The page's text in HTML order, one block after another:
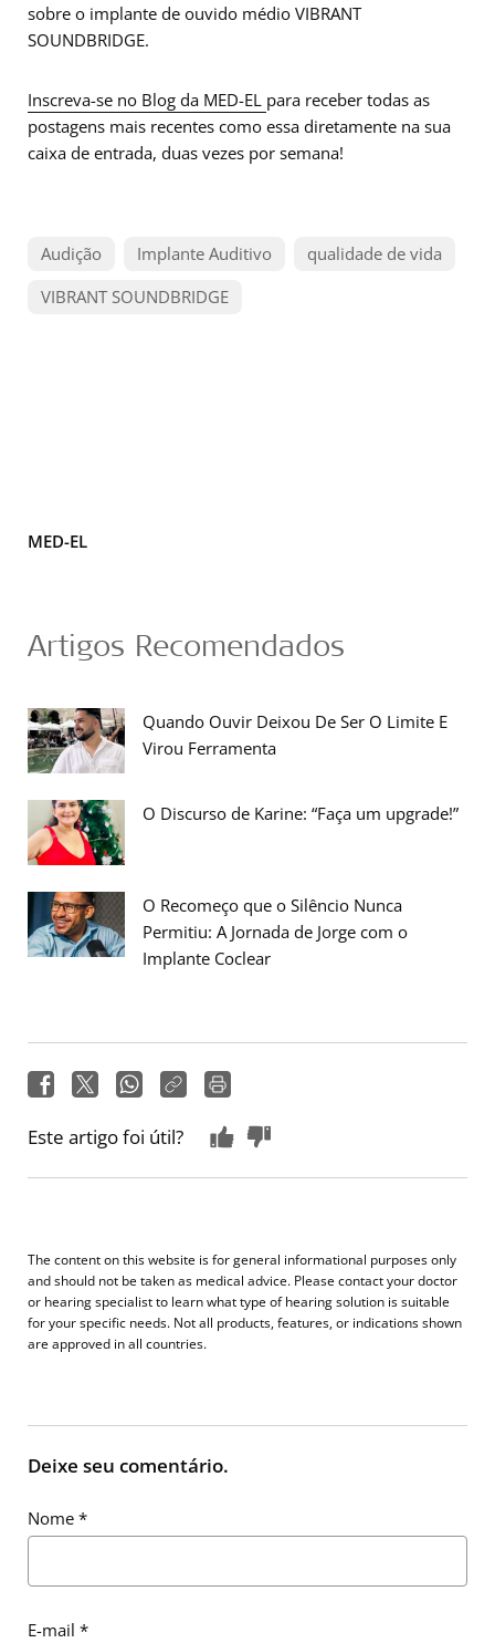
sobre o implante de ouvido médio VIBRANT
SOUNDBRIDGE.
Inscreva-se no Blog da MED-EL para receber todas as
postagens mais recentes como essa diretamente na sua
caixa de entrada, duas vezes por semana!
Audição Implante Auditivo
qualidade de vida
VIBRANT SOUNDBRIDGE
MED-EL
Artigos Recomendados
Quando Ouvir Deixou De Ser O Limite E
Virou Ferramenta
O Discurso de Karine: “Faça um upgrade!”
O Recomeço que o Silêncio Nunca
Permitiu: A Jornada de Jorge com o
Implante Coclear
Este artigo foi útil?
The content on this website is for general informational purposes only
and should not be taken as medical advice. Please contact your doctor
or hearing specialist to learn what type of hearing solution is suitable
for your specific needs. Not all products, features, or indications shown
are approved in all countries.
Deixe seu comentário.
Nome *
E-mail *